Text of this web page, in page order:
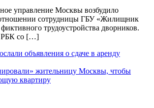
управление Москвы возбудило
сотрудницы ГБУ «Жилищник
трудоустройства дворников.
РБК со […]
жительницу Москвы, чтобы
квартиру